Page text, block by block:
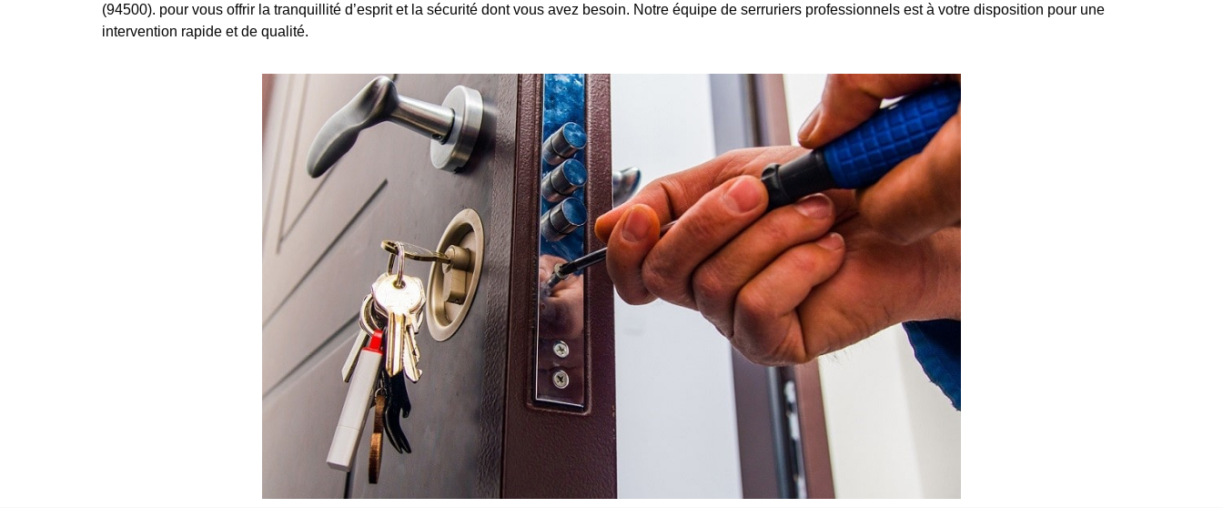
(94500). pour vous offrir la tranquillité d’esprit et la sécurité dont vous avez besoin. Notre équipe de serruriers professionnels est à votre disposition pour une
intervention rapide et de qualité.